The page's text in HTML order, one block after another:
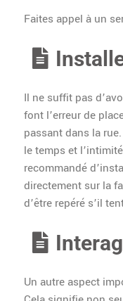
Faites appel à un
Il ne suffit pas
font l’erreur de
passant dans la
le temps et
recommandé
directement sur la
d’être repéré s’il
Un autre aspect